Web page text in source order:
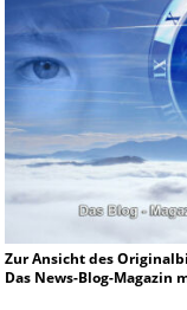
Zur Ansicht des
Das News-Blog-